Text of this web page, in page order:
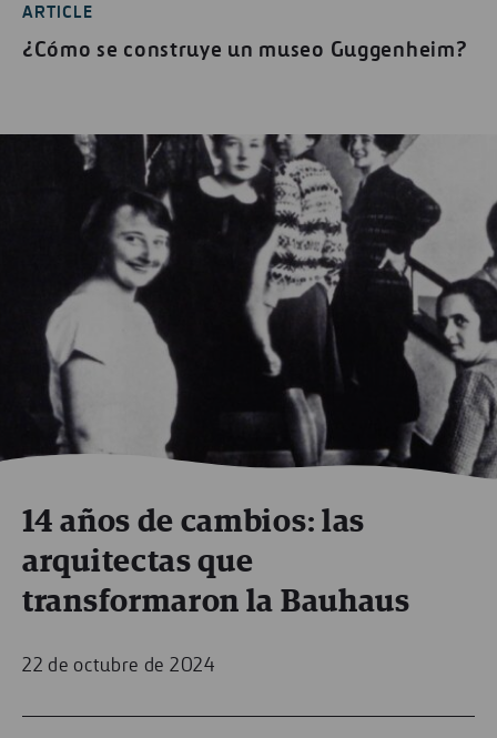
ARTICLE
¿Cómo se construye un museo Guggenheim?
14 años de cambios: las
arquitectas que
transformaron la Bauhaus
22 de octubre de 2024